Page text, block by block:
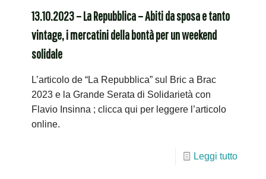
13.10.2023 – La Repubblica – Abiti da sposa e tanto
vintage, i mercatini della bontà per un weekend
solidale
L’articolo de “La Repubblica” sul Bric a Brac
2023 e la Grande Serata di Solidarietà con
Flavio Insinna ; clicca qui per leggere l’articolo
online.
Leggi tutto